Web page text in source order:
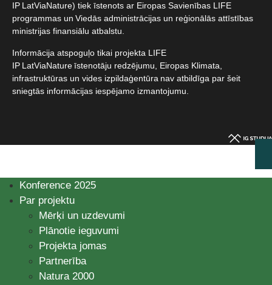
IP LatViaNature) tiek īstenots ar Eiropas Savienības LIFE
programmas un Viedās administrācijas un reģionālās attīstības
ministrijas finansiālu atbalstu.​
Informācija atspoguļo tikai projekta LIFE
IP LatViaNature īstenotāju redzējumu, Eiropas Klimata,
infrastruktūras un vides izpildaģentūra nav atbildīga par šeit
sniegtās informācijas iespējamo izmantojumu.​
Konference 2025
Par projektu
Mērķi un uzdevumi
Plānotie ieguvumi
Projekta jomas
Partnerība
Natura 2000